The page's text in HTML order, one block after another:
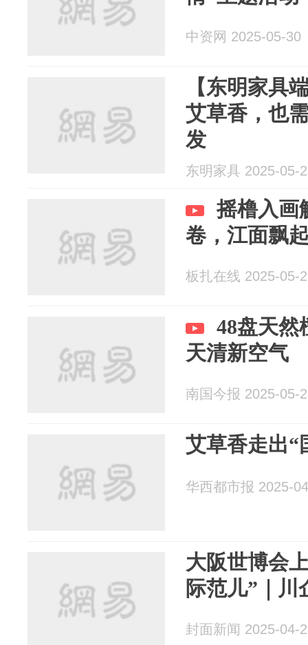
中资网 2025-05-30
【东明家具
艾草香，也
发
东明家具 2025-05-
摇橹入画
卷，江面飘
板扎在线 2025-05-
48盘天然
天清新空气
南国今报 2025-05-
艾草香走出“
华西都市报 2025-
大阪世博会
际范儿”｜川
封面新闻 2025-04-